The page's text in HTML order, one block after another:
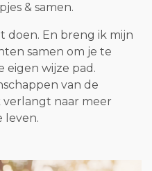
& samen.
doen. En breng ik mijn
samen om je te
eigen wijze pad.
van de
verlangt naar meer
leven.